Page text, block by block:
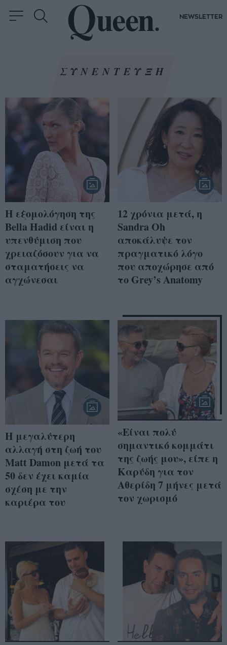
NEWSLETTER
ΣΥΝΕΝΤΕΥΞΗ
Η εξομολόγηση της
Bella Hadid είναι η
υπενθύμιση που
χρειαζόσουν για να
σταματήσεις να
αγχώνεσαι
12 χρόνια μετά, η
Sandra Oh
αποκάλυψε τον
πραγματικό λόγο
που αποχώρησε από
το Grey’s Anatomy
Η μεγαλύτερη
αλλαγή στη ζωή του
Matt Damon μετά τα
50 δεν έχει καμία
σχέση με την
καριέρα του
«Είναι πολύ
σημαντικό κομμάτι
της ζωής μου», είπε η
Καρύδη για τον
Αθερίδη 7 μήνες μετά
τον χωρισμό